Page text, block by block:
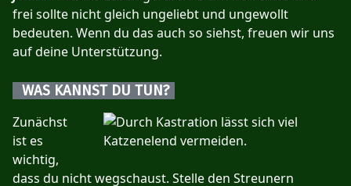
frei sollte nicht gleich ungeliebt und ungewollt
bedeuten. Wenn du das auch so siehst, freuen wir uns
auf deine Unterstützung.
WAS KANNST DU TUN?
Zunächst
ist es
wichtig,
dass du nicht wegschaust. Stelle den Streunern